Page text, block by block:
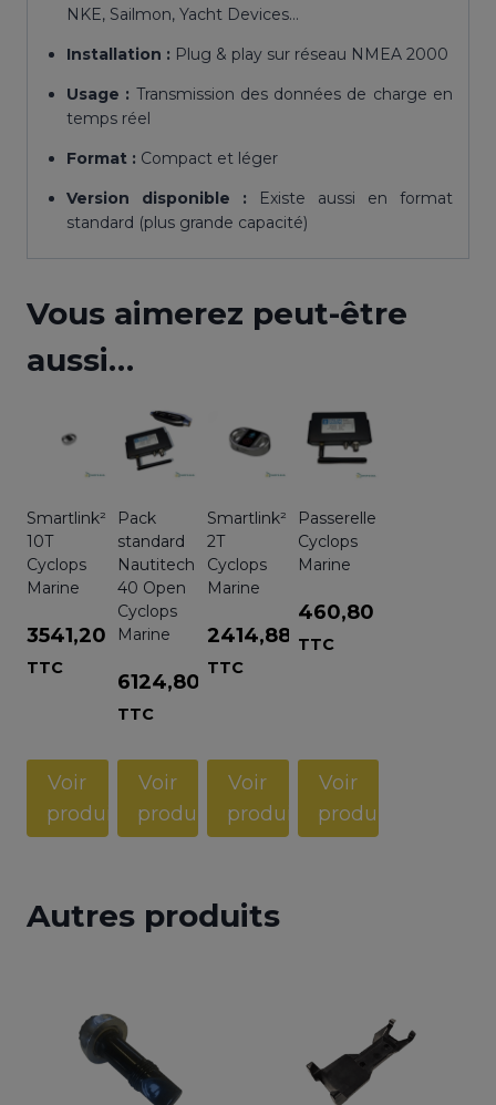
NKE, Sailmon, Yacht Devices…
Installation : Plug & play sur réseau NMEA 2000
Usage : Transmission des données de charge en
temps réel
Format : Compact et léger
Version disponible : Existe aussi en format
standard (plus grande capacité)
Vous aimerez peut-être
aussi…
Smartlink²
10T
Cyclops
Marine
3541,20 €
TTC
Voir
produit
Pack
standard
Nautitech
40 Open
Cyclops
Marine
6124,80
TTC
Voir
produit
Smartlink²
2T
Cyclops
Marine
2414,88 €
TTC
Voir
produit
Passerelle
Cyclops
Marine
460,80
TTC
Voir
produit
Autres produits